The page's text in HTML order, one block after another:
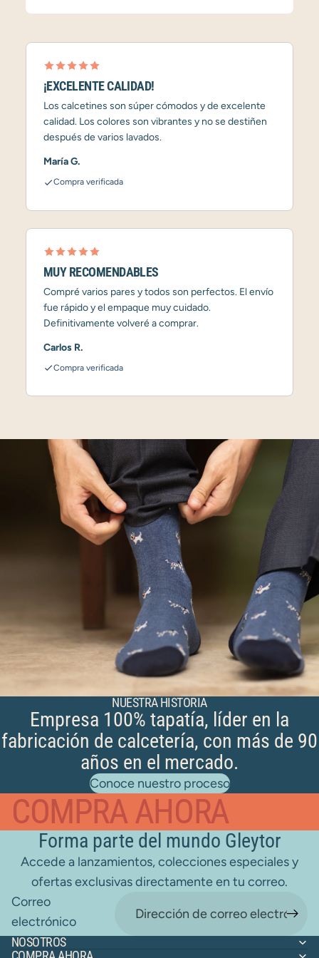
¡EXCELENTE CALIDAD!
Los calcetines son súper cómodos y de excelente
calidad. Los colores son vibrantes y no se destiñen
después de varios lavados.
María G.
Compra verificada
MUY RECOMENDABLES
Compré varios pares y todos son perfectos. El envío
fue rápido y el empaque muy cuidado.
Definitivamente volveré a comprar.
Carlos R.
Compra verificada
NUESTRA HISTORIA
Empresa 100% tapatía, líder en la
fabricación de calcetería, con más de 90
años en el mercado.
Conoce nuestro proceso
COMPRA AHORA
Forma parte del mundo Gleytor
Accede a lanzamientos, colecciones especiales y
ofertas exclusivas directamente en tu correo.
Correo
electrónico
NOSOTROS